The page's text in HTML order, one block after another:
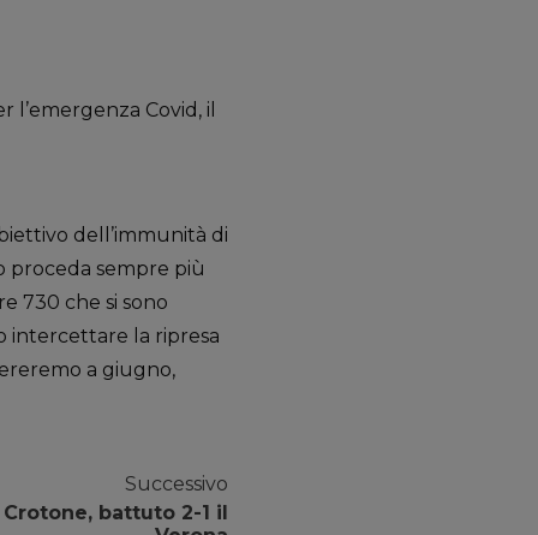
l’emergenza Covid, il
dell’immunità di
proceda sempre più
730 che si sono
intercettare la ripresa
a giugno,
Successivo
battuto 2-1 il